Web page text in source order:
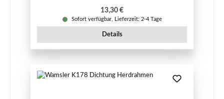
Regulärer Preis:
13,30 €
Sofort verfügbar, Lieferzeit: 2-4 Tage
Details